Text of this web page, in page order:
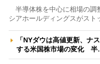
半導体株を中心に相場の調
シアホールディングスがス
「NYダウは高値更新、ナ
する米国株市場の変化